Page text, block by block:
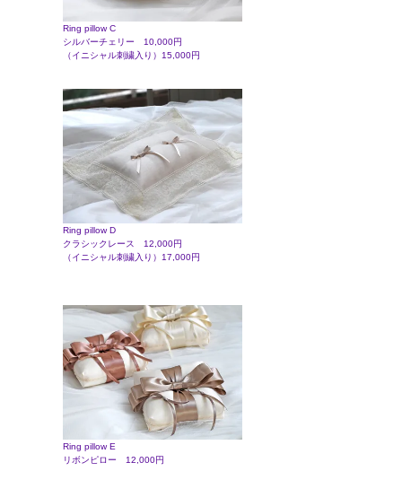
Ring pillow C
シルバーチェリー 10,000円
（イニシャル刺繍入り）15,000円
Ring pillow D
クラシックレース 12,000円
（イニシャル刺繍入り）17,000円
Ring pillow E
リボンピロー 12,000円